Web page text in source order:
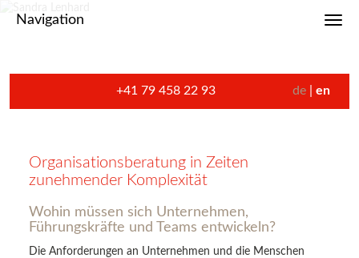
Navigation
+41 79 458 22 93 de en
Organisationsberatung in Zeiten
zunehmender Komplexität
Wohin müssen sich Unternehmen,
Führungskräfte und Teams entwickeln?
Die Anforderungen an Unternehmen und die Menschen